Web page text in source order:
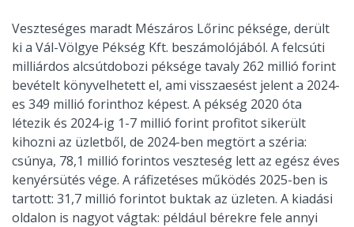
Veszteséges maradt Mészáros Lőrinc péksége, derült
ki a Vál-Völgye Pékség Kft. beszámolójából. A felcsúti
milliárdos alcsútdobozi péksége tavaly 262 millió forint
bevételt könyvelhetett el, ami visszaesést jelent a 2024-
es 349 millió forinthoz képest. A pékség 2020 óta
létezik és 2024-ig 1-7 millió forint profitot sikerült
kihozni az üzletből, de 2024-ben megtört a széria:
csúnya, 78,1 millió forintos veszteség lett az egész éves
kenyérsütés vége. A ráfizetéses működés 2025-ben is
tartott: 31,7 millió forintot buktak az üzleten. A kiadási
oldalon is nagyot vágtak: például bérekre fele annyi